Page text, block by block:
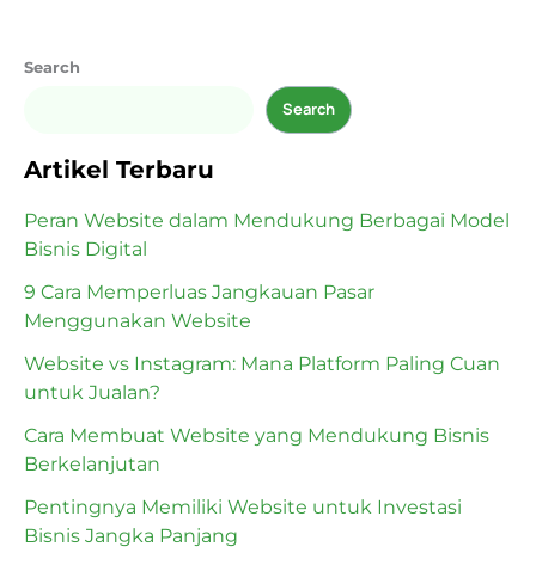
Search
Search
Artikel Terbaru
Peran Website dalam Mendukung Berbagai Model
Bisnis Digital
9 Cara Memperluas Jangkauan Pasar
Menggunakan Website
Website vs Instagram: Mana Platform Paling Cuan
untuk Jualan?
Cara Membuat Website yang Mendukung Bisnis
Berkelanjutan
Pentingnya Memiliki Website untuk Investasi
Bisnis Jangka Panjang